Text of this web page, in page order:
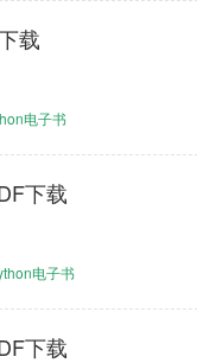
载
电子书
下载
电子书
下载